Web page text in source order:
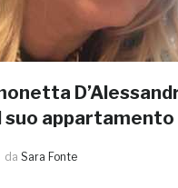
suo appartamento
da Sara Fonte